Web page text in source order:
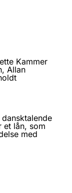
Kammer
Allan
et lån, som
med